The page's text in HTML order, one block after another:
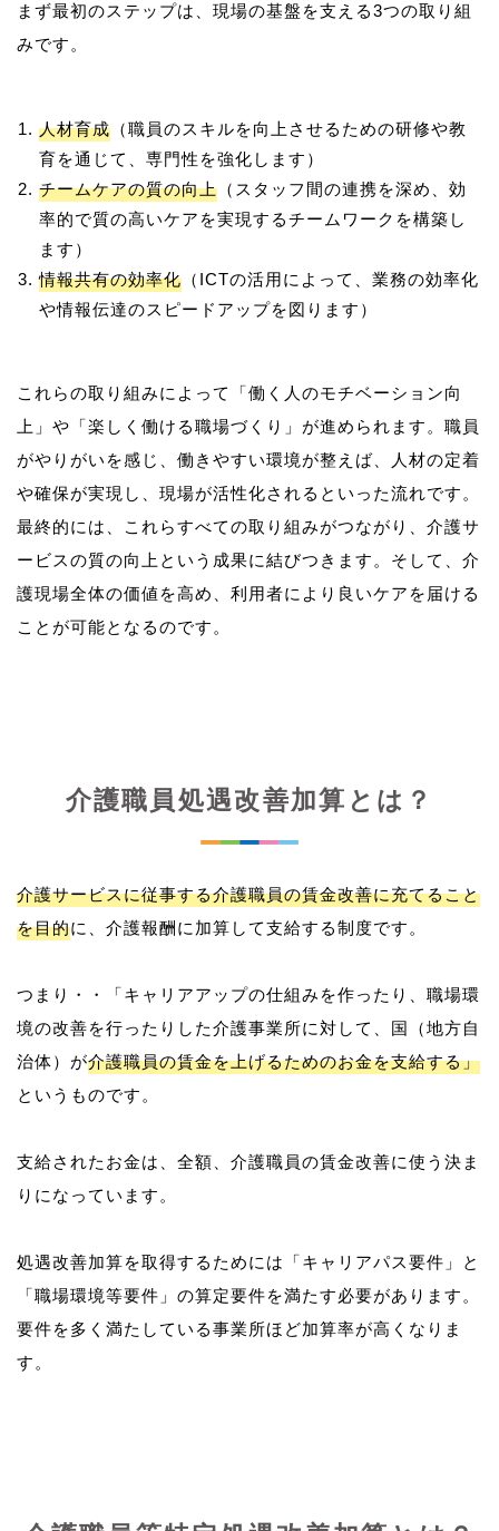
まず最初のステップは、現場の基盤を支える3つの取り組
人材育成 （職員のスキルを向上させるための研修や教
育を通じて、専門性を強化します）
チームケアの質の向上 （スタッフ間の連携を深め、効
率的で質の高いケアを実現するチームワークを構築し
ます）
情報共有の効率化 （ICTの活用によって、業務の効率化
や情報伝達のスピードアップを図ります）
これらの取り組みによって「働く人のモチベーション向
上」や「楽しく働ける職場づくり」が進められます。職員
がやりがいを感じ、働きやすい環境が整えば、人材の定着
や確保が実現し、現場が活性化されるといった流れです。
最終的には、これらすべての取り組みがつながり、介護サ
ービスの質の向上という成果に結びつきます。そして、介
護現場全体の価値を高め、利用者により良いケアを届ける
介護職員処遇改善加算とは？
介護サービスに従事する介護職員の賃金改善に充てること
を目的に、介護報酬に加算して支給する制度です。
つまり・・「キャリアアップの仕組みを作ったり、職場環
境の改善を行ったりした介護事業所に対して、国（地方自
治体）が介護職員の賃金を上げるためのお金を支給する」
というものです。
支給されたお金は、全額、介護職員の賃金改善に使う決ま
りになっています。
処遇改善加算を取得するためには「キャリアパス要件」と
「職場環境等要件」の算定要件を満たす必要があります。
要件を多く満たしている事業所ほど加算率が高くなりま
す。